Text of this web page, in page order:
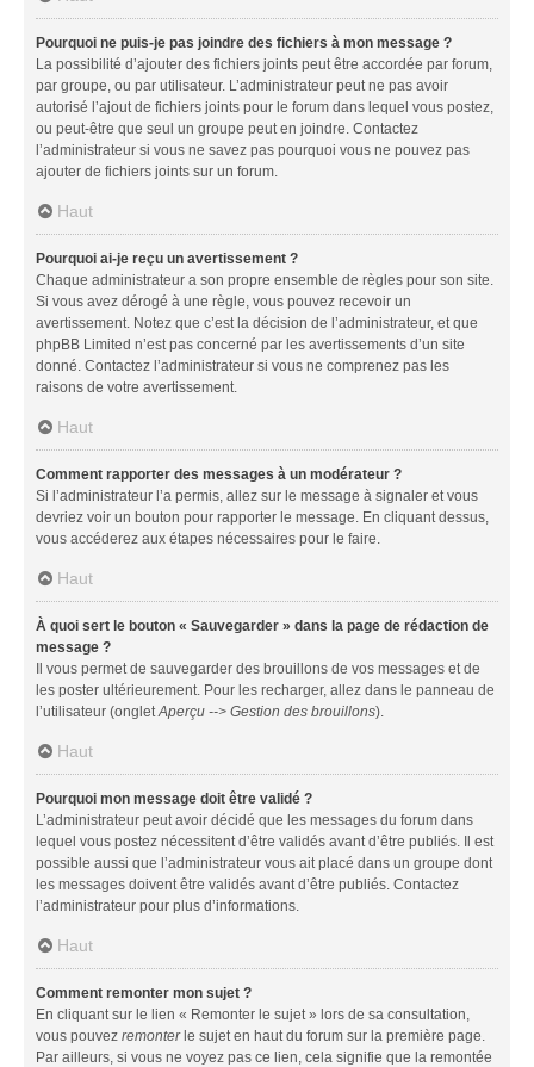
Pourquoi ne puis-je pas joindre des fichiers à mon message ?
La possibilité d’ajouter des fichiers joints peut être accordée par forum,
par groupe, ou par utilisateur. L’administrateur peut ne pas avoir
autorisé l’ajout de fichiers joints pour le forum dans lequel vous postez,
ou peut-être que seul un groupe peut en joindre. Contactez
l’administrateur si vous ne savez pas pourquoi vous ne pouvez pas
ajouter de fichiers joints sur un forum.
Haut
Pourquoi ai-je reçu un avertissement ?
Chaque administrateur a son propre ensemble de règles pour son site.
Si vous avez dérogé à une règle, vous pouvez recevoir un
avertissement. Notez que c’est la décision de l’administrateur, et que
phpBB Limited n’est pas concerné par les avertissements d’un site
donné. Contactez l’administrateur si vous ne comprenez pas les
raisons de votre avertissement.
Haut
Comment rapporter des messages à un modérateur ?
Si l’administrateur l’a permis, allez sur le message à signaler et vous
devriez voir un bouton pour rapporter le message. En cliquant dessus,
vous accéderez aux étapes nécessaires pour le faire.
Haut
À quoi sert le bouton « Sauvegarder » dans la page de rédaction de
message ?
Il vous permet de sauvegarder des brouillons de vos messages et de
les poster ultérieurement. Pour les recharger, allez dans le panneau de
l’utilisateur (ongletAperçu --> Gestion des brouillons).
Haut
Pourquoi mon message doit être validé ?
L’administrateur peut avoir décidé que les messages du forum dans
lequel vous postez nécessitent d’être validés avant d’être publiés. Il est
possible aussi que l’administrateur vous ait placé dans un groupe dont
les messages doivent être validés avant d’être publiés. Contactez
l’administrateur pour plus d’informations.
Haut
Comment remonter mon sujet ?
En cliquant sur le lien « Remonter le sujet » lors de sa consultation,
vous pouvez remonterle sujet en haut du forum sur la première page.
Par ailleurs, si vous ne voyez pas ce lien, cela signifie que la remontée